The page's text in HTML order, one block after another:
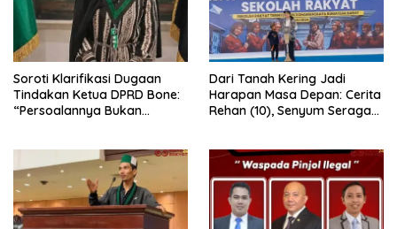
Soroti Klarifikasi Dugaan
Tindakan Ketua DPRD Bone:
“Persoalannya Bukan
Dari Tanah Kering Jadi
Harapan Masa Depan: Cerita
Rehan (10), Senyum Seragam